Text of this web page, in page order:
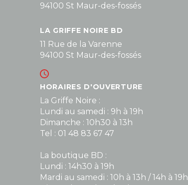
94100 St Maur-des-fossés
LA GRIFFE NOIRE BD
11 Rue de la Varenne
94100 St Maur-des-fossés
HORAIRES D'OUVERTURE
La Griffe Noire :
Lundi au samedi : 9h à 19h
Dimanche : 10h30 à 13h
Tel : 01 48 83 67 47
La boutique BD :
Lundi : 14h30 à 19h
Mardi au samedi : 10h à 13h / 14h à 19h